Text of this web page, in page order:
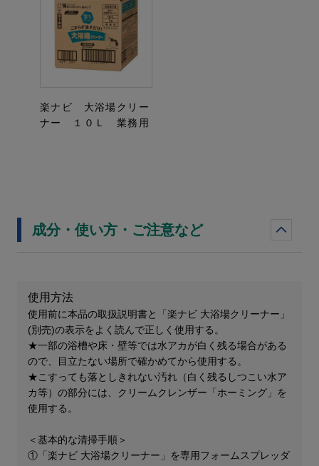
楽ナビ 大浴場クリー
ナー １０Ｌ 業務用
成分・使い方・ご注意など
使用方法
使用前に本品の取扱説明書と「楽ナビ 大浴場クリーナー」
(別売)の表示をよく読んで正しく使用する。
★一部の浴槽や床・壁等では水アカが白く残る場合がある
ので、目立たない場所で確かめてから使用する。
★こすっても落としきれない汚れ（白く残るしつこい水ア
カ等）の部分には、クリームクレンザー「ホーミング」を
使用する。
＜基本的な清掃手順＞
①「楽ナビ 大浴場クリーナー」を専用フォームスプレッダ